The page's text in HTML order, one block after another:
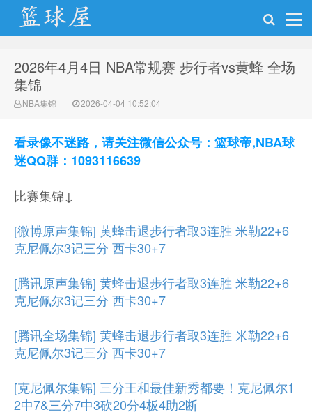
NBA录像网
2026年4月4日 NBA常规赛 步行者vs黄蜂 全场
集锦
NBA集锦 2026-04-04 10:52:04
看录像不迷路，请关注微信公众号：篮球帝,NBA球
迷QQ群：1093116639
比赛集锦↓
[微博原声集锦] 黄蜂击退步行者取3连胜 米勒22+6
克尼佩尔3记三分 西卡30+7
[腾讯原声集锦] 黄蜂击退步行者取3连胜 米勒22+6
克尼佩尔3记三分 西卡30+7
[腾讯全场集锦] 黄蜂击退步行者取3连胜 米勒22+6
克尼佩尔3记三分 西卡30+7
[克尼佩尔集锦] 三分王和最佳新秀都要！克尼佩尔1
2中7&三分7中3砍20分4板4助2断